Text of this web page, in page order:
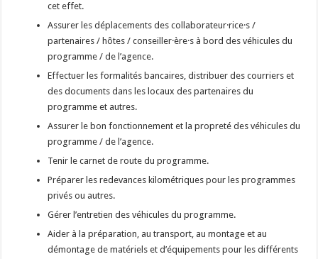
cet effet.
Assurer les déplacements des collaborateur·rice·s /
partenaires / hôtes / conseiller·ère·s à bord des véhicules du
programme / de l’agence.
Effectuer les formalités bancaires, distribuer des courriers et
des documents dans les locaux des partenaires du
programme et autres.
Assurer le bon fonctionnement et la propreté des véhicules du
programme / de l’agence.
Tenir le carnet de route du programme.
Préparer les redevances kilométriques pour les programmes
privés ou autres.
Gérer l’entretien des véhicules du programme.
Aider à la préparation, au transport, au montage et au
démontage de matériels et d’équipements pour les différents